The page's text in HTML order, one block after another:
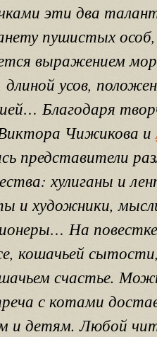
эти два
пушистых
выражением
усов,
Благодаря
Чижикова и
представители
хулиганы и
и художники,
На
кошачьей
счастье.
с котами
и детям. Любой